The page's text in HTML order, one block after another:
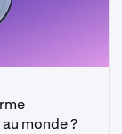
monde ?